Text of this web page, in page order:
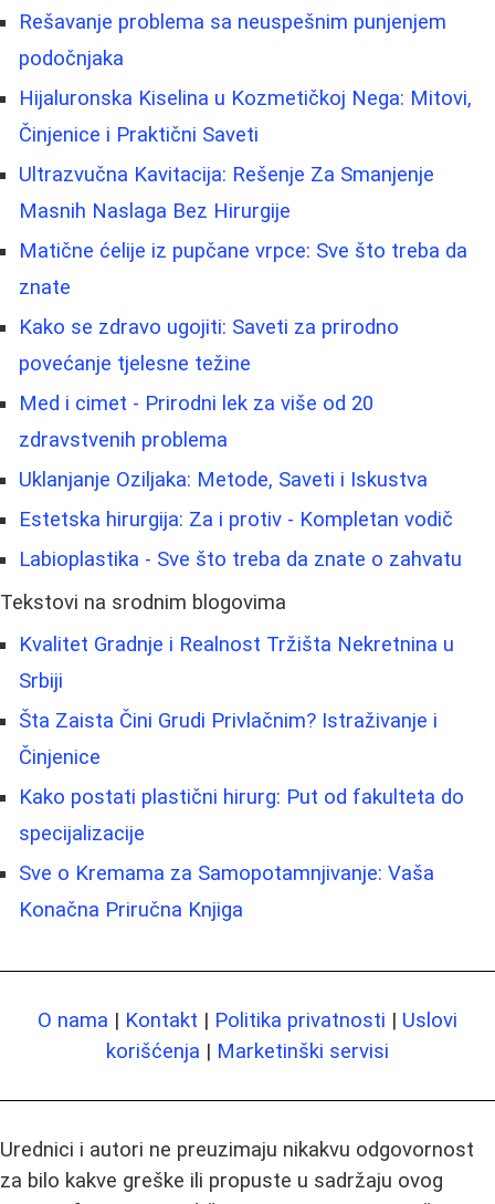
Rešavanje problema sa neuspešnim punjenjem
podočnjaka
Hijaluronska Kiselina u Kozmetičkoj Nega: Mitovi,
Činjenice i Praktični Saveti
Ultrazvučna Kavitacija: Rešenje Za Smanjenje
Masnih Naslaga Bez Hirurgije
Matične ćelije iz pupčane vrpce: Sve što treba da
znate
Kako se zdravo ugojiti: Saveti za prirodno
povećanje tjelesne težine
Med i cimet - Prirodni lek za više od 20
zdravstvenih problema
Uklanjanje Oziljaka: Metode, Saveti i Iskustva
Estetska hirurgija: Za i protiv - Kompletan vodič
Labioplastika - Sve što treba da znate o zahvatu
Tekstovi na srodnim blogovima
Kvalitet Gradnje i Realnost Tržišta Nekretnina u
Srbiji
Šta Zaista Čini Grudi Privlačnim? Istraživanje i
Činjenice
Kako postati plastični hirurg: Put od fakulteta do
specijalizacije
Sve o Kremama za Samopotamnjivanje: Vaša
Konačna Priručna Knjiga
O nama | Kontakt | Politika privatnosti | Uslovi
korišćenja | Marketinški servisi
Urednici i autori ne preuzimaju nikakvu odgovornost
za bilo kakve greške ili propuste u sadržaju ovog